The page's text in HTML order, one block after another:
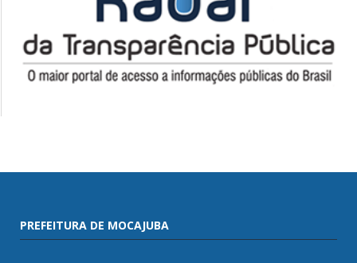
PREFEITURA DE MOCAJUBA